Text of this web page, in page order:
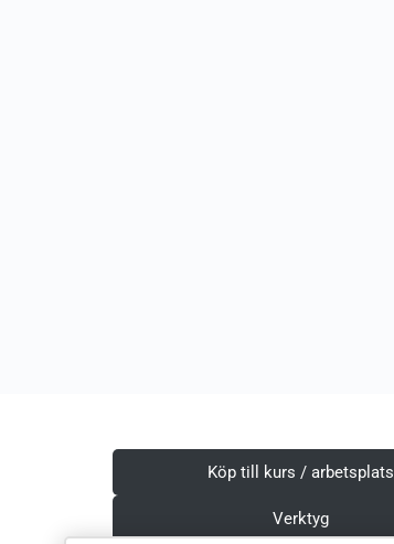
Köp till kurs / arbetsplats
Verktyg